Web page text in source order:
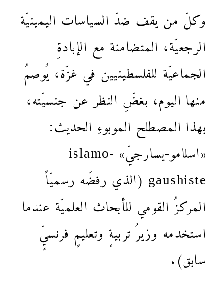
وكلّ من يقف ضدّ السياسات اليمينيّة
الرجعيّة، المتضامنة مع الإبادةِ
الجماعيّة للفلسطينيين في غزّة، يُوصمُ
منها اليوم، بغضِّ النظر عن جنسيّته،
بهذا المصطلح الموبوءِ الحديث:
«اسلامو-يسارجيّ» islamo-
gaushiste (الذي رفضَه رسميّاً
المركزُ القومي للأبحاث العلميّة عندما
استخدمه وزيرُ تربيةٍ وتعليمٍ فرنسيٍّ
سابق).